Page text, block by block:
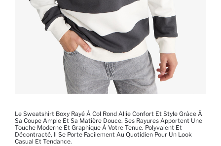
Le Sweatshirt Boxy Rayé À Col Rond Allie Confort Et Style Grâce À
Sa Coupe Ample Et Sa Matière Douce. Ses Rayures Apportent Une
Touche Moderne Et Graphique À Votre Tenue. Polyvalent Et
Décontracté, Il Se Porte Facilement Au Quotidien Pour Un Look
Casual Et Tendance.